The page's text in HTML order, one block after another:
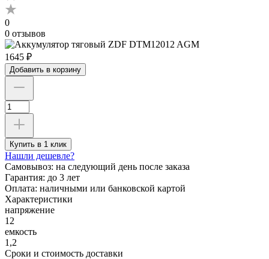
0
0 отзывов
1645 ₽
Добавить в корзину
Купить в 1 клик
Нашли дешевле?
Самовывоз: на следующий день после заказа
Гарантия: до 3 лет
Оплата: наличными или банковской картой
Характеристики
напряжение
12
емкость
1,2
Сроки и стоимость доставки